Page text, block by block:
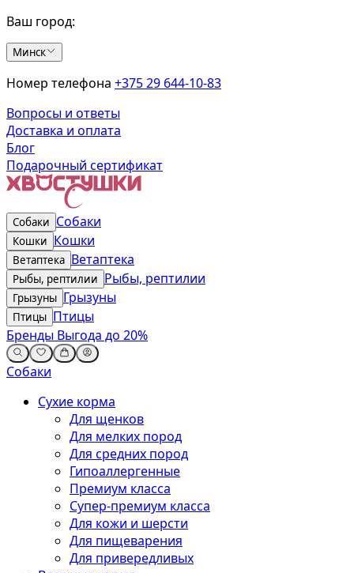
Ваш город:
Минск
Номер телефона +375 29 644-10-83
Вопросы и ответы
Доставка и оплата
Блог
Подарочный сертификат
Собаки Собаки
Кошки Кошки
Ветаптека Ветаптека
Рыбы, рептилии Рыбы, рептилии
Грызуны Грызуны
Птицы Птицы
Бренды Выгода до 20%
Собаки
Сухие корма
Для щенков
Для мелких пород
Для средних пород
Гипоаллергенные
Премиум класса
Супер-премиум класса
Для кожи и шерсти
Для пищеварения
Для привередливых